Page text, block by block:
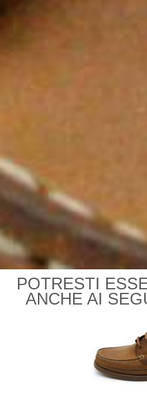
POTRESTI
ANCHE AI